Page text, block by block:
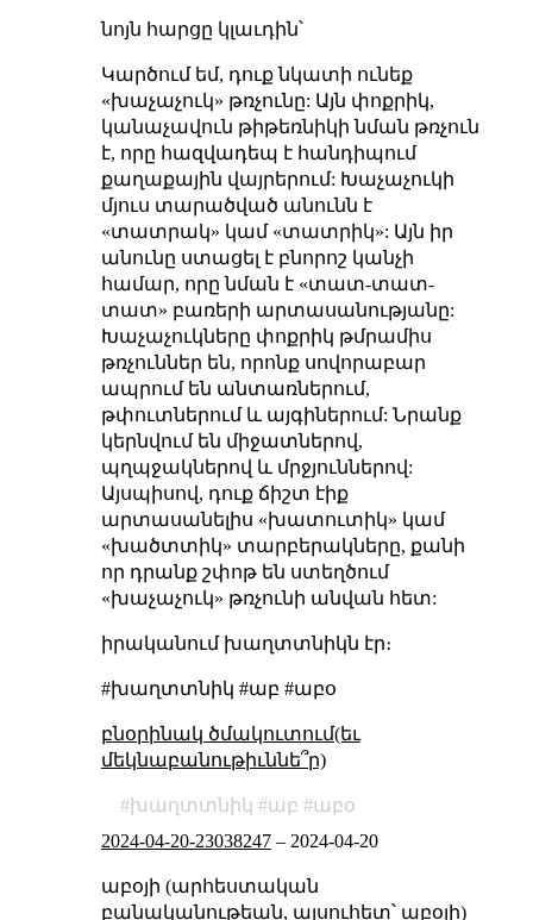
նոյն հարցը կլաւդին՝
Կարծում եմ, դուք նկատի ունեք
«խաչաչուկ» թռչունը: Այն փոքրիկ,
կանաչավուն թիթեռնիկի նման թռչուն
է, որը հազվադեպ է հանդիպում
քաղաքային վայրերում: Խաչաչուկի
մյուս տարածված անունն է
«տատրակ» կամ «տատրիկ»: Այն իր
անունը ստացել է բնորոշ կանչի
համար, որը նման է «տատ-տատ-
տատ» բառերի արտասանությանը:
Խաչաչուկները փոքրիկ թմրամիս
թռչուններ են, որոնք սովորաբար
ապրում են անտառներում,
թփուտներում և այգիներում: Նրանք
կերնվում են միջատներով,
պղպջակներով և մրջյուններով:
Այսպիսով, դուք ճիշտ էիք
արտասանելիս «խատուտիկ» կամ
«խածտտիկ» տարբերակները, քանի
որ դրանք շփոթ են ստեղծում
«խաչաչուկ» թռչունի անվան հետ:
իրականում խաղտտնիկն էր։
#խաղտտնիկ #աբ #աբօ
բնօրինակ ծմակուտում(եւ
մեկնաբանութիւննե՞ր)
խաղտտնիկ աբ
աբօ
2024-04-20-23038247– 2024-04-20
աբօյի (արհեստական
բանականութեան, այսուհետ՝ աբօյի)